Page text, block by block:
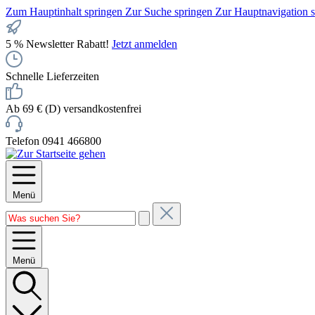
Zum Hauptinhalt springen Zur Suche springen Zur Hauptnavigation
5 % Newsletter Rabatt! Jetzt anmelden
Schnelle Lieferzeiten
Ab 69 € (D) versandkostenfrei
Telefon 0941 466800
Menü
Menü